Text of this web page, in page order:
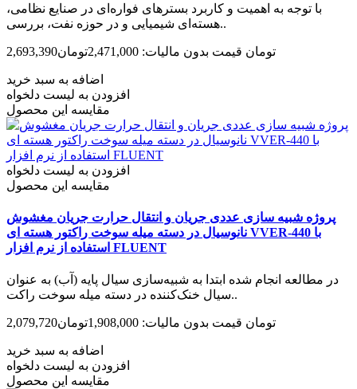
با توجه به اهمیت و کاربرد بسترهای فواره‌ای در صنایع نظامی،
هسته‌ای شیمیایی و در حوزه نفت، بررسی..
2,693,390تومان قیمت بدون مالیات: 2,471,000تومان
اضافه به سبد خرید
افزودن به لیست دلخواه
مقایسه این محصول
افزودن به لیست دلخواه
مقایسه این محصول
پروژه شبیه سازی عددی جریان و انتقال حرارت جریان مغشوش
نانوسیال در دسته میله سوخت راکتور هسته ای VVER-440 با
استفاده از نرم افزار FLUENT
در مطالعه انجام شده ابتدا به شبیه‌سازی سیال پایه (آب) به عنوان
سیال خنک‌کننده در دسته میله سوخت راکت..
2,079,720تومان قیمت بدون مالیات: 1,908,000تومان
اضافه به سبد خرید
افزودن به لیست دلخواه
مقایسه این محصول